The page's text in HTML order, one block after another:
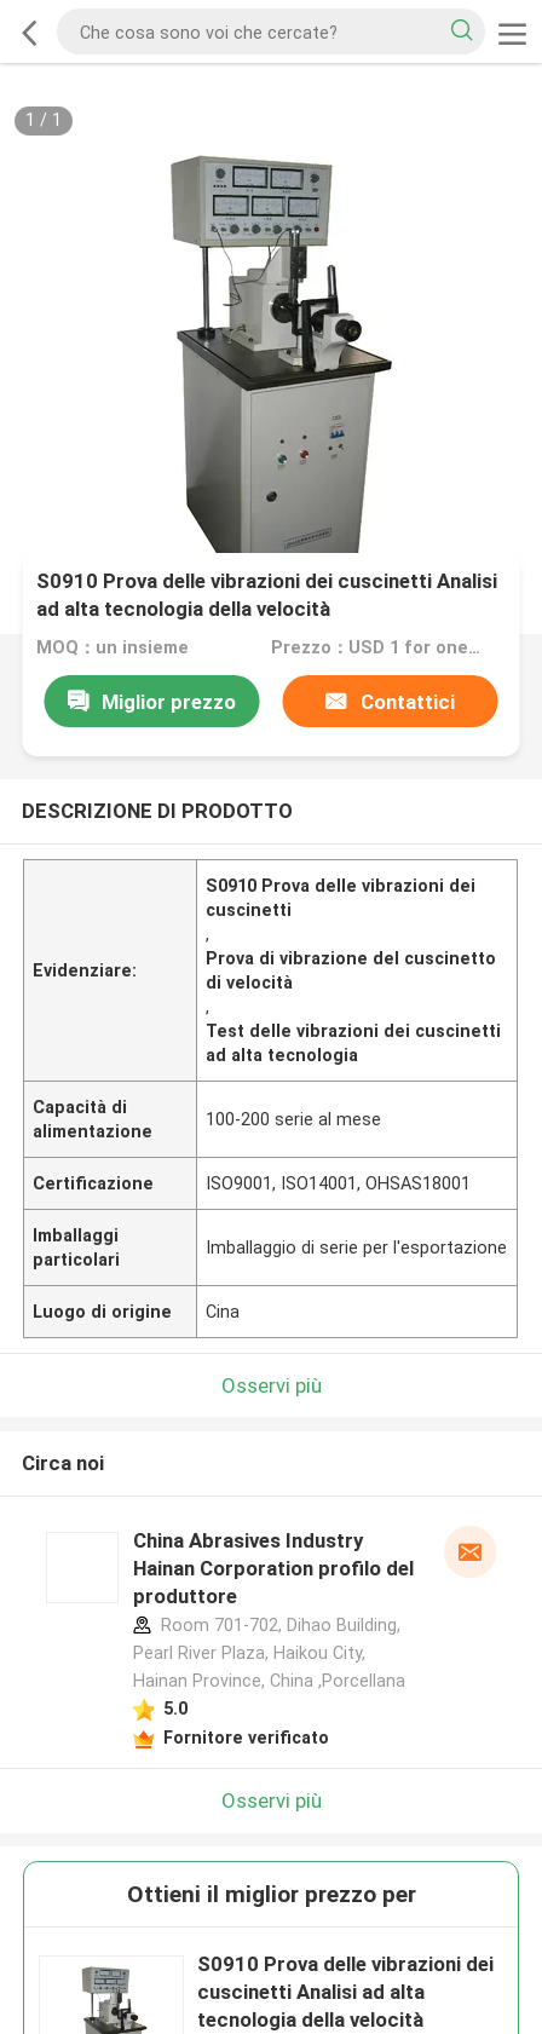
1 / 1
S0910 Prova delle vibrazioni dei cuscinetti Analisi
ad alta tecnologia della velocità
MOQ：un insieme Prezzo：USD 1 for one set
Miglior prezzo Contattici
DESCRIZIONE DI PRODOTTO
Evidenziare:
S0910 Prova delle vibrazioni dei
cuscinetti
,
Prova di vibrazione del cuscinetto
di velocità
,
Test delle vibrazioni dei cuscinetti
ad alta tecnologia
Capacità di
alimentazione
100-200 serie al mese
Certificazione ISO9001, ISO14001, OHSAS18001
Imballaggi
particolari
Imballaggio di serie per l'esportazione
Luogo di origine Cina
Osservi più
Circa noi
China Abrasives Industry
Hainan Corporation profilo del
produttore
Room 701-702, Dihao Building,
Pearl River Plaza, Haikou City,
Hainan Province, China ,Porcellana
5.0
Fornitore verificato
Osservi più
Ottieni il miglior prezzo per
S0910 Prova delle vibrazioni dei
cuscinetti Analisi ad alta
tecnologia della velocità